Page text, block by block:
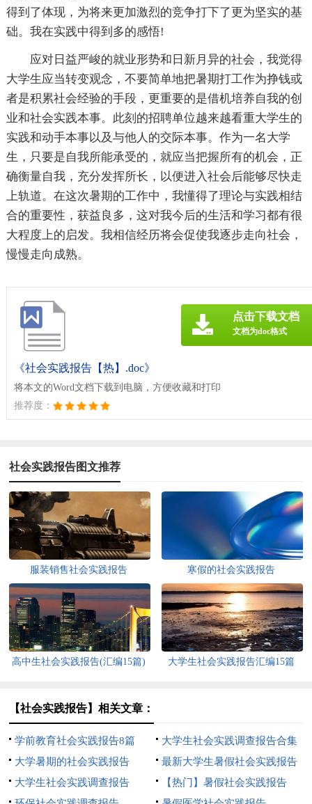
得到了体现，为将来更加激烈的竞争打下了更为坚实的基
础。我在实践中得到多的感悟!
应对日益严峻的就业形势和日新月异的社会，我觉得
大学生应当转变观念，不要简单地把暑期打工作为挣钱或
者是积累社会经验的手段，更重要的是借机培养自我的创
业和社会实践本事。此刻的招聘单位越来越看重大学生的
实践和动手本事以及与他人的交际本事。作为一名大学
生，只要是自我所能承受的，就应当把握所有的机会，正
确衡量自我，充分发挥所长，以便进入社会后能够尽快走
上轨道。在这次暑期的工作中，我懂得了理论与实践相结
合的重要性，获益良多，这对我今后的生活和学习都有很
大程度上的启发。我相信经历将会促使我逐步走向社会，
慢慢走向成熟。
《社会实践报告【热】.doc》
将本文的Word文档下载到电脑，方便收藏和打印
推荐度：
点击下载文档
文档为doc格式
社会实践报告图文推荐
服装销售社会实践报告 寒假的社会实践报告
高中生社会实践报告(汇编15篇) 大学生社会实践报告汇编15篇
【社会实践报告】相关文章：
学前教育社会实践报告8篇
大学生社会实践调查报告合集
15篇
大学暑期的社会实践报告
最新大学生暑假社会实践报告
15篇
大学生社会实践调查报告
【热门】暑假社会实践报告